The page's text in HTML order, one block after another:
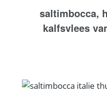
saltimbocca,
kalfsvlees